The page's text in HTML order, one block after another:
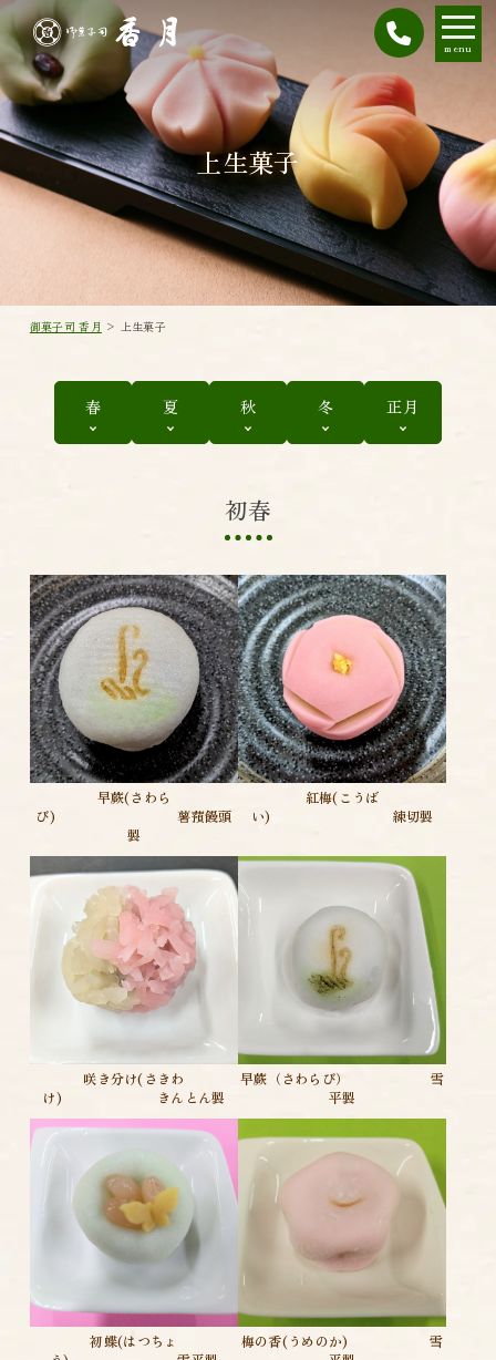
menu
上生菓子
御菓子司 香月 > 上生菓子
春 夏 秋 冬 正月
初春
早蕨(さわら
び) 薯蕷饅頭
製
紅梅(こうば
い) 練切製
咲き分け(さきわ
け) きんとん製
早蕨（さわらび） 雪
平製
初蝶(はつちょ
梅の香(うめのか) 雪